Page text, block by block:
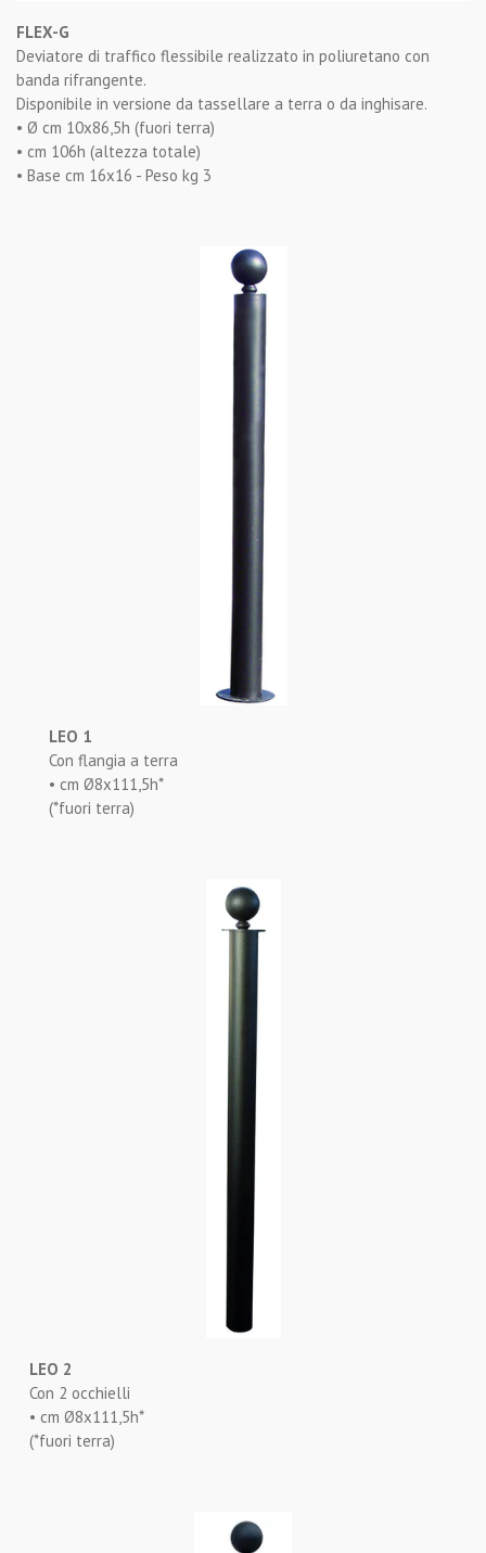
FLEX-G
Deviatore di traffico flessibile realizzato in poliuretano con
banda rifrangente.
Disponibile in versione da tassellare a terra o da inghisare.
• Ø cm 10x86,5h (fuori terra)
• cm 106h (altezza totale)
• Base cm 16x16 - Peso kg 3
LEO 1
Con flangia a terra
• cm Ø8x111,5h*
(*fuori terra)
LEO 2
Con 2 occhielli
• cm Ø8x111,5h*
(*fuori terra)